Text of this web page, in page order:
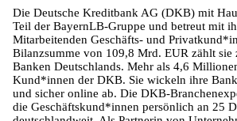
Die Deutsche Kreditbank AG (DKB) mit
Teil der BayernLB-Gruppe und betreut mit
Mitarbeitenden Geschäfts- und
Bilanzsumme von 109,8 Mrd. EUR zählt sie
Banken Deutschlands. Mehr als 4,6
Kund*innen der DKB. Sie wickeln ihre
und sicher online ab. Die DKB-
die Geschäftskund*innen persönlich an 25